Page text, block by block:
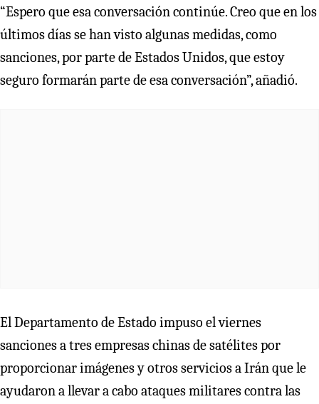
“Espero que esa conversación continúe. Creo que en los
últimos días se han visto algunas medidas, como
sanciones, por parte de Estados Unidos, que estoy
seguro formarán parte de esa conversación”, añadió.
El Departamento de Estado impuso el viernes
sanciones a tres empresas chinas de satélites por
proporcionar imágenes y otros servicios a Irán que le
ayudaron a llevar a cabo ataques militares contra las